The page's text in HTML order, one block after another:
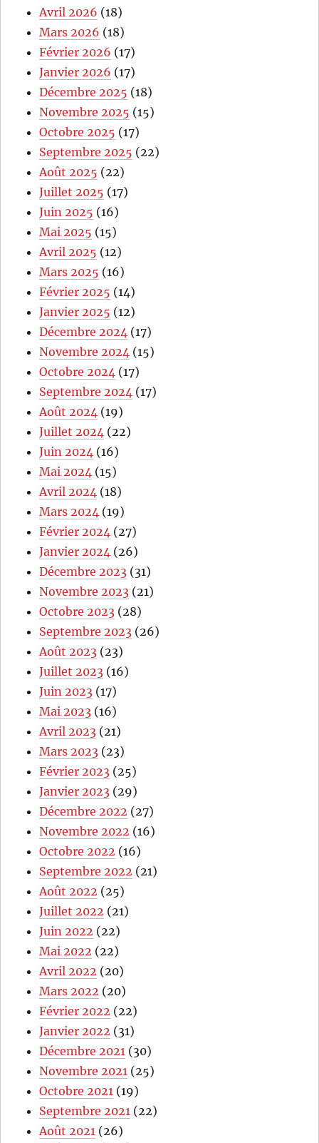
Avril 2026 (18)
Mars 2026 (18)
Février 2026 (17)
Janvier 2026 (17)
Décembre 2025 (18)
Novembre 2025 (15)
Octobre 2025 (17)
Septembre 2025 (22)
Août 2025 (22)
Juillet 2025 (17)
Juin 2025 (16)
Mai 2025 (15)
Avril 2025 (12)
Mars 2025 (16)
Février 2025 (14)
Janvier 2025 (12)
Décembre 2024 (17)
Novembre 2024 (15)
Octobre 2024 (17)
Septembre 2024 (17)
Août 2024 (19)
Juillet 2024 (22)
Juin 2024 (16)
Mai 2024 (15)
Avril 2024 (18)
Mars 2024 (19)
Février 2024 (27)
Janvier 2024 (26)
Décembre 2023 (31)
Novembre 2023 (21)
Octobre 2023 (28)
Septembre 2023 (26)
Août 2023 (23)
Juillet 2023 (16)
Juin 2023 (17)
Mai 2023 (16)
Avril 2023 (21)
Mars 2023 (23)
Février 2023 (25)
Janvier 2023 (29)
Décembre 2022 (27)
Novembre 2022 (16)
Octobre 2022 (16)
Septembre 2022 (21)
Août 2022 (25)
Juillet 2022 (21)
Juin 2022 (22)
Mai 2022 (22)
Avril 2022 (20)
Mars 2022 (20)
Février 2022 (22)
Janvier 2022 (31)
Décembre 2021 (30)
Novembre 2021 (25)
Octobre 2021 (19)
Septembre 2021 (22)
Août 2021 (26)